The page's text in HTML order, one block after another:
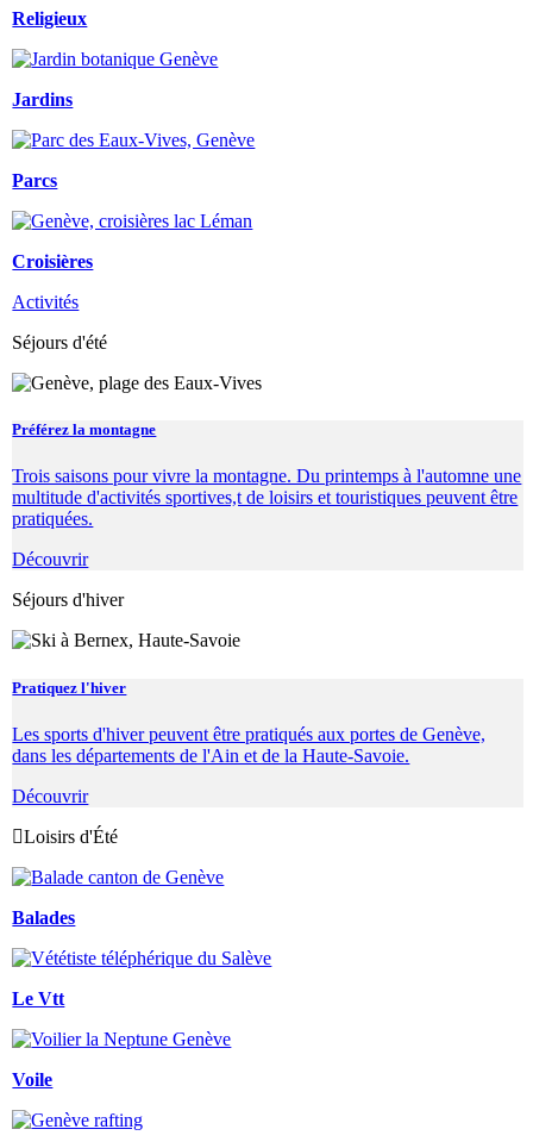
Religieux
Jardins
Parcs
Croisières
Activités
Séjours d'été
Préférez la montagne
Trois saisons pour vivre la montagne. Du printemps à l'automne une
multitude d'activités sportives,t de loisirs et touristiques peuvent être
pratiquées.
Découvrir
Séjours d'hiver
Pratiquez l'hiver
Les sports d'hiver peuvent être pratiqués aux portes de Genève,
dans les départements de l'Ain et de la Haute-Savoie.
Découvrir
Loisirs d'Été
Balades
Le Vtt
Voile